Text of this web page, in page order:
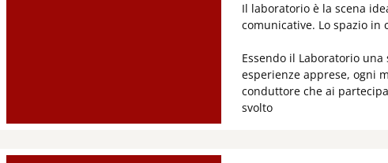
Il laboratorio è la scena
comunicative. Lo spazio
Essendo il Laboratorio
esperienze apprese, ogni
conduttore che ai
svolto